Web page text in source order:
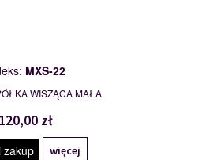
MXS-22
WISZĄCA MAŁA
120,00 zł
zakup więcej